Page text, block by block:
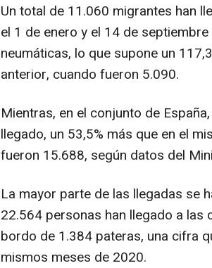
Un total de 11.060 migrantes han
el 1 de enero y el 14 de
neumáticas, lo que supone un
anterior, cuando fueron 5.090.
Mientras, en el conjunto de
llegado, un 53,5% más que en el
fueron 15.688, según datos del
La mayor parte de las llegadas se
22.564 personas han llegado a las
bordo de 1.384 pateras, una cifra
mismos meses de 2020.